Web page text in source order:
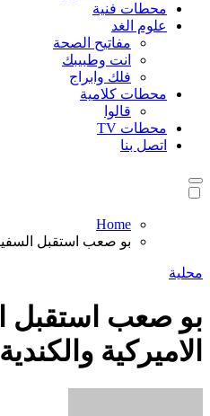
محطات فنية
علوم الغد
مفاتيح الصحة
انت وطبيبك
فلك وابراج
محطات كلامية
قالوا
محطات TV
اتصل بنا
Home
بو صعب استقبل
محلية
بو صعب استقبل
الاميركية والكندية